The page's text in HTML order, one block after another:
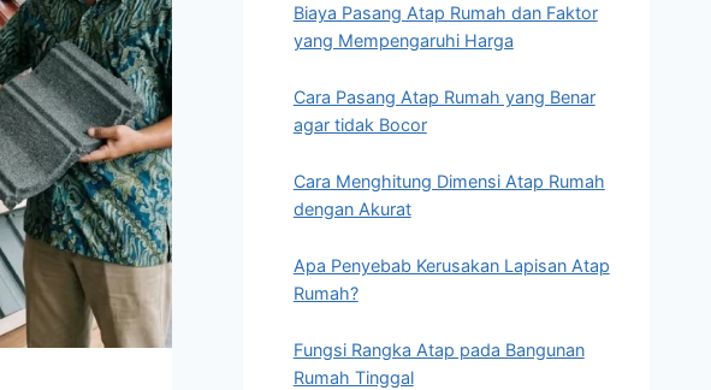
Biaya Pasang Atap Rumah dan Faktor
yang Mempengaruhi Harga
Cara Pasang Atap Rumah yang Benar
agar tidak Bocor
Cara Menghitung Dimensi Atap Rumah
dengan Akurat
Apa Penyebab Kerusakan Lapisan Atap
Rumah?
Fungsi Rangka Atap pada Bangunan
Rumah Tinggal